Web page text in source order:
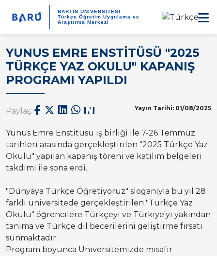
BARTIN ÜNİVERSİTESİ
Türkçe Öğretim Uygulama ve
Araştırma Merkezi
YUNUS EMRE ENSTİTÜSÜ "2025
TÜRKÇE YAZ OKULU" KAPANIŞ
PROGRAMI YAPILDI
Paylaş: Yayın Tarihi: 01/08/2025
Yunus Emre Enstitüsü iş birliği ile 7-26 Temmuz
tarihleri arasında gerçekleştirilen "2025 Türkçe Yaz
Okulu" yapılan kapanış töreni ve katılım belgeleri
takdimi ile sona erdi.
"Dünyaya Türkçe Öğretiyoruz" sloganıyla bu yıl 28
farklı üniversitede gerçekleştirilen "Türkçe Yaz
Okulu" öğrencilere Türkçeyi ve Türkiye'yi yakından
tanıma ve Türkçe dil becerilerini geliştirme fırsatı
sunmaktadır.
Program boyunca Üniversitemizde misafir